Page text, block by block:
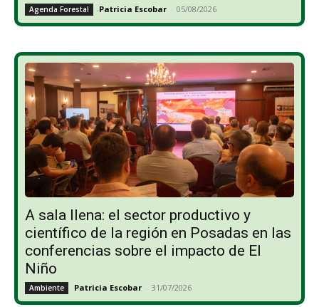
Agenda Forestal Patricia Escobar - 05/08/2026
A sala llena: el sector productivo y
científico de la región en Posadas en las
conferencias sobre el impacto de El
Niño
Ambiente Patricia Escobar - 31/07/2026